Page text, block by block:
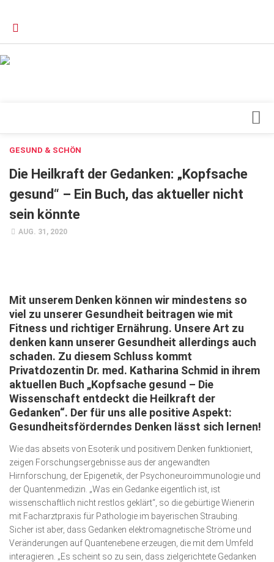
Blick ins Innere
Forschung
Herz & Kreislauf
Orthopädie
Schönheit & Wohlbefinden
Zahn, Mund, Kiefer
Forum Gesundheit
Allgemein
Sehen
Innovationen
Kampf gegen Krebs
Lebensart
GESUND & SCHÖN
Die Heilkraft der Gedanken: „Kopfsache
gesund“ – Ein Buch, das aktueller nicht
sein könnte
AUG. 31, 2020
Mit unserem Denken können wir mindestens so
viel zu unserer Gesundheit beitragen wie mit
Fitness und richtiger Ernährung. Unsere Art zu
denken kann unserer Gesundheit allerdings auch
schaden. Zu diesem Schluss kommt
Privatdozentin Dr. med. Katharina Schmid in ihrem
aktuellen Buch „Kopfsache gesund – Die
Wissenschaft entdeckt die Heilkraft der
Gedanken“. Der für uns alle positive Aspekt:
Gesundheitsförderndes Denken lässt sich lernen!
Wie das abseits von Esoterik und positivem Denken funktioniert,
zeigen Forschungsergebnisse aus der angewandten
Hirnforschung, der Epigenetik, der Psychoneuroimmunologie und
der Quantenmedizin. „Was ein Gedanke eigentlich ist, ist
wissenschaftlich nicht restlos geklärt“, so die gebürtige Wienerin
mit Facharztpraxis für Pathologie im bayerischen Straubing.
Sicher ist aber, dass Gedanken elektromagnetische Ströme und
Veränderungen auf Quantenebene erzeugen, die mit dem Umfeld
interagieren. „Es scheint so zu sein, dass zielgerichtete Gedanken